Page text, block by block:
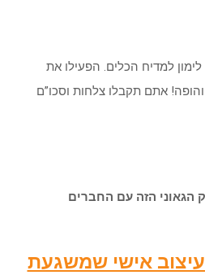
למדיח הכלים. הפעילו את
אתם תקבלו צלחות וסכו”ם
הזה עם החברים
אישי שמשגעת